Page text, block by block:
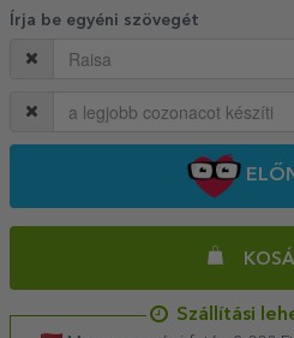
Írja be egyéni szövegét
Szállítási